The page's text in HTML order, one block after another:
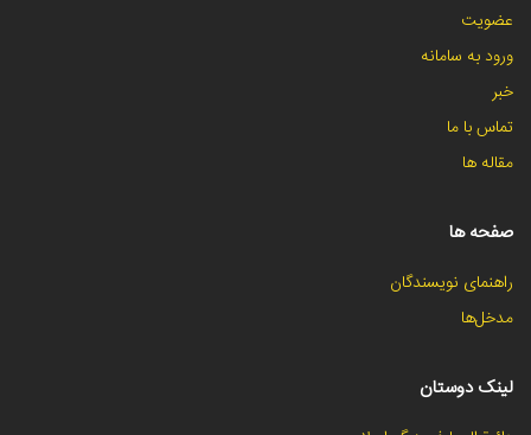
عضویت
ورود به سامانه
خبر
تماس با ما
مقاله ها
صفحه ها
راهنمای نویسندگان
مدخل‌ها
لینک دوستان